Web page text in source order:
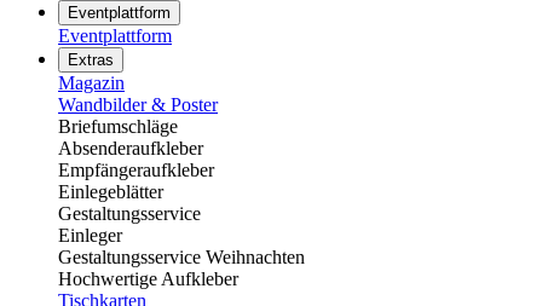
Eventplattform
Eventplattform
Extras
Magazin
Wandbilder & Poster
Briefumschläge
Absenderaufkleber
Empfängeraufkleber
Einlegeblätter
Gestaltungsservice
Einleger
Gestaltungsservice Weihnachten
Hochwertige Aufkleber
Tischkarten